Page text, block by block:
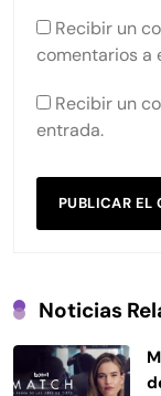
Recibir un
comentarios a
Recibir un
entrada.
Noticias